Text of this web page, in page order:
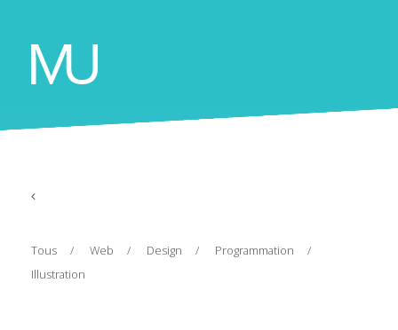
Tous Web Design
Programmation
Illustration